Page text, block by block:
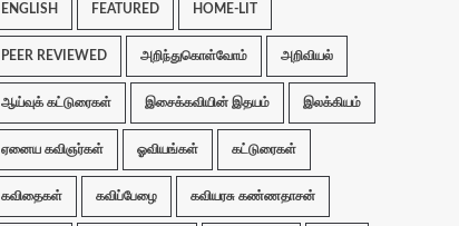
ENGLISH FEATURED HOME-LIT
PEER REVIEWED அறிந்துகொள்வோம் அறிவியல்
ஆய்வுக் கட்டுரைகள் இசைக்கவியின் இதயம் இலக்கியம்
ஏனைய கவிஞர்கள் ஓவியங்கள் கட்டுரைகள்
கவிதைகள் கவிப்பேழை கவியரசு கண்ணதாசன்